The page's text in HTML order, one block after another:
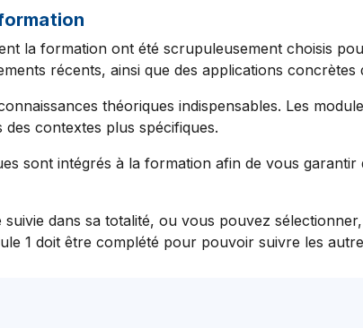
la formation ont été scrupuleusement choisis
récents, ainsi que des applications
théoriques indispensables. Les
contextes plus spécifiques.
sont intégrés à la formation afin de vous
dans sa totalité, ou vous pouvez
1 doit être complété pour pouvoir suivre les